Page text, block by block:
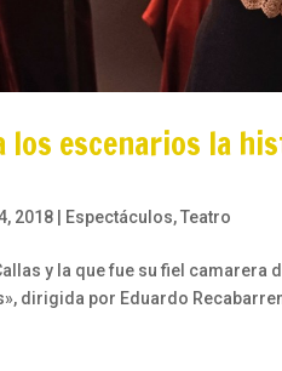
los escenarios la
2018 | Espectáculos,Teatro
y la que fue su fiel camarera
dirigida por Eduardo